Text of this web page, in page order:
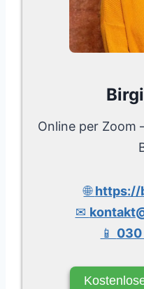
Online per Zoom
🌐https://
✉
📱 030